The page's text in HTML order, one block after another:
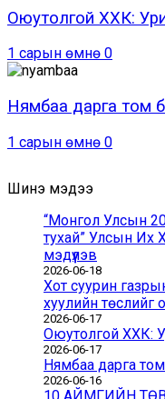
Оюутолгой ХХК:
1 сарын өмнө 0
Нямбаа дарга том
1 сарын өмнө 0
Шинэ мэдээ
“Монгол Улсын
тухай” Улсын Их
мэдүүлэв
2026-06-18
Хот суурин
хуулийн төслийг
2026-06-17
Оюутолгой ХХК:
2026-06-17
Нямбаа дарга
2026-06-16